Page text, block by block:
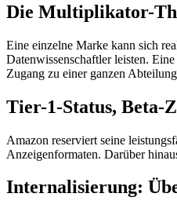
Die Multiplikator-
Eine einzelne Marke kann sich
Datenwissenschaftler leisten.
Zugang zu einer ganzen
Tier-1-Status, Beta-
Amazon reserviert seine
Anzeigenformaten. Darüber
Internalisierung: